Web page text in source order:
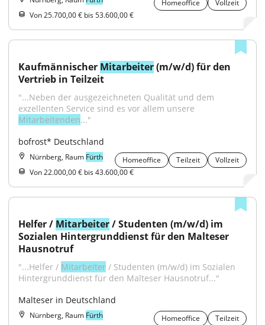
Homeoffice
Vollzeit
Von 25.700,00 € bis 53.600,00 €
Kaufmännischer Mitarbeiter (m/w/d) für den
Vertrieb in Teilzeit
"...Neben der ausgezeichneten Qualität und dem
Mitarbeitenden..."
bofrost* Deutschland
Nürnberg, Raum Fürth Homeoffice Teilzeit
Vollzeit
Von 22.000,00 € bis 43.600,00 €
Helfer / Mitarbeiter / Studenten (m/w/d) im
Sozialen Hintergrunddienst für den Malteser
Hausnotruf
"...Helfer / Mitarbeiter / Studenten (m/w/d) im Sozialen
Hintergrunddienst für den Malteser Hausnotruf..."
Malteser in Deutschland
Nürnberg, Raum Fürth Homeoffice
Teilzeit